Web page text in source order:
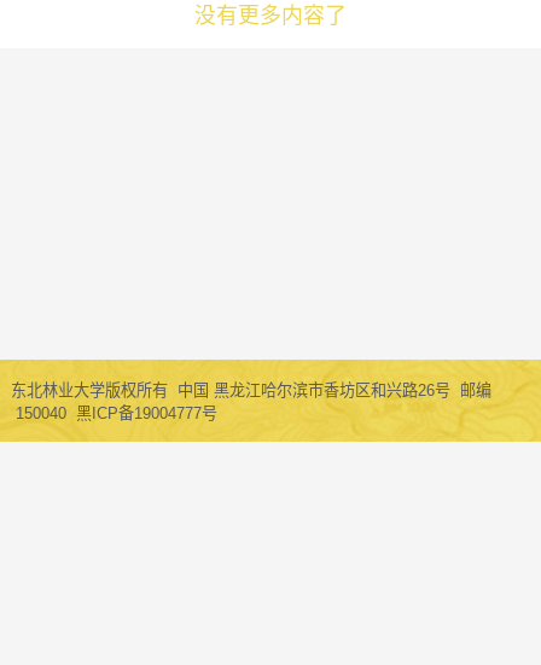
没有更多内容了
东北林业大学版权所有 中国 黑龙江哈尔滨市香坊区和兴路26号 邮编
150040 黑ICP备19004777号